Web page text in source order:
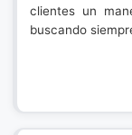
clientes un
buscando